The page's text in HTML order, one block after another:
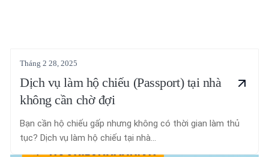
Tháng 2 28, 2025
Dịch vụ làm hộ chiếu (Passport) tại nhà
không cần chờ đợi
Bạn cần hộ chiếu gấp nhưng không có thời gian làm thủ
tục? Dịch vụ làm hộ chiếu tại nhà...